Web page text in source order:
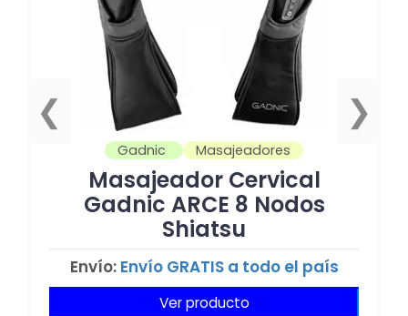
Gadnic Masajeadores
Masajeador Cervical
Gadnic ARCE 8 Nodos
Shiatsu
Envío: Envío GRATIS a todo el país
Ver producto
❮ ❯